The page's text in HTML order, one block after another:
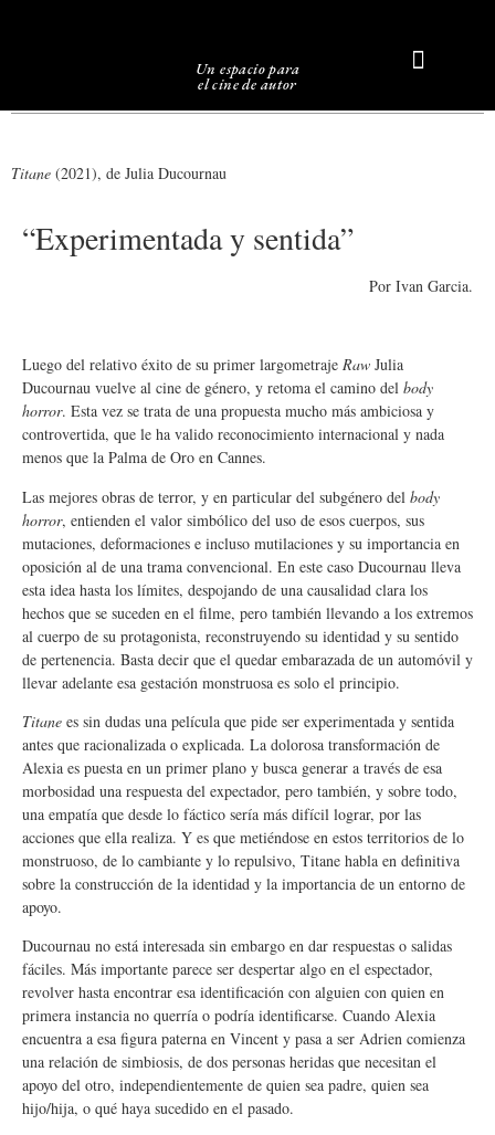
Un espacio para
el cine de autor
Titane (2021), de Julia Ducournau
“Experimentada y sentida”
Por Ivan Garcia.
Luego del relativo éxito de su primer largometraje Raw Julia
Ducournau vuelve al cine de género, y retoma el camino del body
horror. Esta vez se trata de una propuesta mucho más ambiciosa y
controvertida, que le ha valido reconocimiento internacional y nada
menos que la Palma de Oro en Cannes.
Las mejores obras de terror, y en particular del subgénero del body
horror, entienden el valor simbólico del uso de esos cuerpos, sus
mutaciones, deformaciones e incluso mutilaciones y su importancia en
oposición al de una trama convencional. En este caso Ducournau lleva
esta idea hasta los límites, despojando de una causalidad clara los
hechos que se suceden en el filme, pero también llevando a los extremos
al cuerpo de su protagonista, reconstruyendo su identidad y su sentido
de pertenencia. Basta decir que el quedar embarazada de un automóvil y
llevar adelante esa gestación monstruosa es solo el principio.
Titane es sin dudas una película que pide ser experimentada y sentida
antes que racionalizada o explicada. La dolorosa transformación de
Alexia es puesta en un primer plano y busca generar a través de esa
morbosidad una respuesta del expectador, pero también, y sobre todo,
una empatía que desde lo fáctico sería más difícil lograr, por las
acciones que ella realiza. Y es que metiéndose en estos territorios de lo
monstruoso, de lo cambiante y lo repulsivo, Titane habla en definitiva
sobre la construcción de la identidad y la importancia de un entorno de
apoyo.
Ducournau no está interesada sin embargo en dar respuestas o salidas
fáciles. Más importante parece ser despertar algo en el espectador,
revolver hasta encontrar esa identificación con alguien con quien en
primera instancia no querría o podría identificarse. Cuando Alexia
encuentra a esa figura paterna en Vincent y pasa a ser Adrien comienza
una relación de simbiosis, de dos personas heridas que necesitan el
apoyo del otro, independientemente de quien sea padre, quien sea
hijo/hija, o qué haya sucedido en el pasado.